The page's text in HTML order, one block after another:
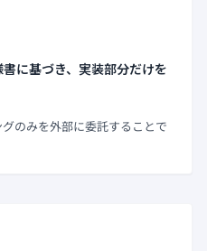
に基づき、実装部分だけを
のみを外部に委託することで